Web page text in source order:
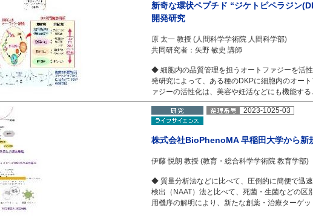
新奇な環状ペプチド “ジケトピペラジン
開発研究
原 太一 教授 (人間科学学術院 人間科学部)
共同研究者：矢野 敏史 講師
◆ 細胞内の品質管理を担うオートファジーを活
発研究によって、ある種のDKPに細胞内のオー
ァジーの活性化は、美容や妊活などにも機能す
2023-1025-03
株式会社BioPhenoMA 早稲田大学から新
伊藤 悦朗 教授 (教育・総合科学学術院 教育学部)
◆ 質量分析法などに比べて、圧倒的に簡便で迅
検出（NAAT）法と比べて、死菌・生菌などの
用機序の解明により、新たな創薬・治療ターゲ